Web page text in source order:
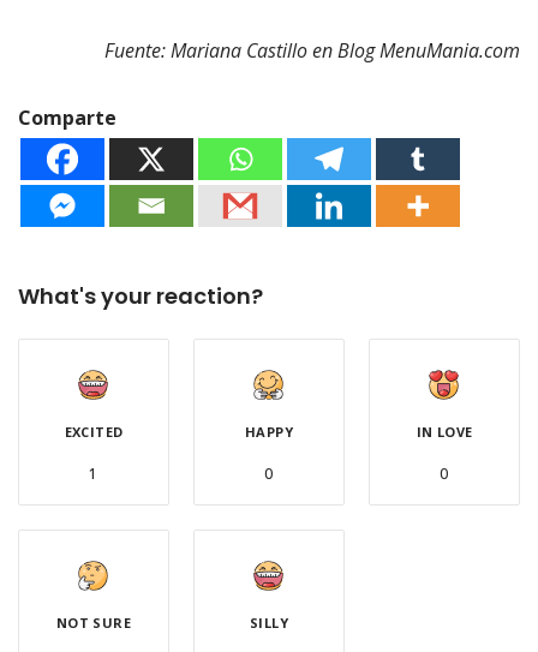
Fuente: Mariana Castillo en Blog MenuMania.com
Comparte
What's your reaction?
EXCITED
1
HAPPY
0
IN LOVE
0
NOT SURE SILLY